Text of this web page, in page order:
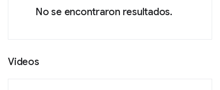
No se encontraron resultados.
Videos